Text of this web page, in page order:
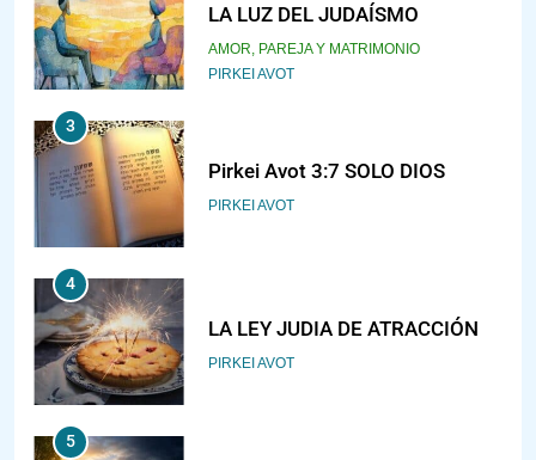
Pirkei Avot 3:7 SOLO DIOS
PIRKEI AVOT
4
LA LEY JUDIA DE ATRACCIÓN
PIRKEI AVOT
5
LA RECOMPENSA QUE HAY EN
EL CASTIGO
6